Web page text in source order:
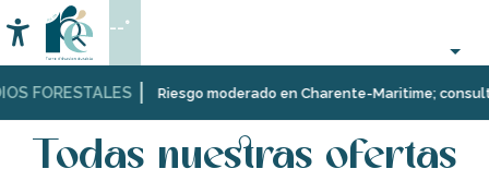
au
contenu
principal
FORESTALES Riesgo moderado en Charente-Maritime;
Accessibilité
Buscar
--°
Página Web Todas nuestras ofertas
Todas nuestras ofertas